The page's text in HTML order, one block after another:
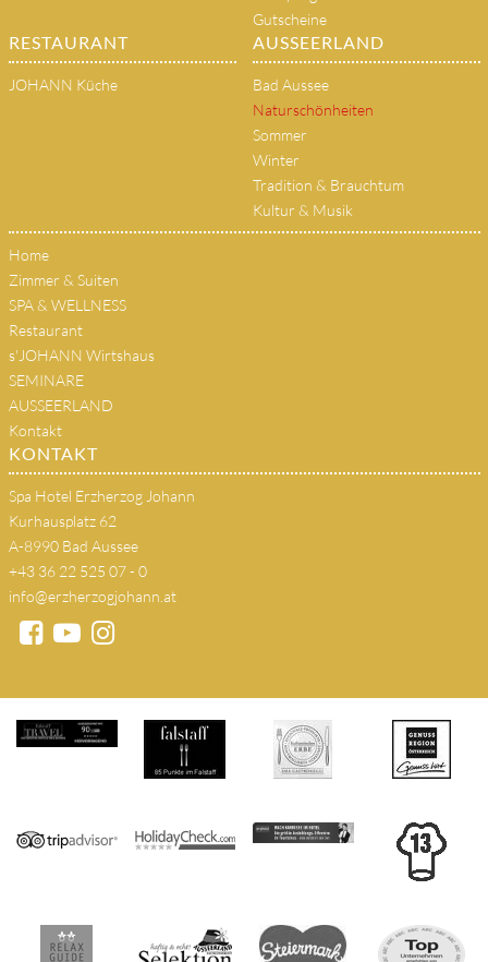
Gutscheine
RESTAURANT
JOHANN Küche
AUSSEERLAND
Bad Aussee
Naturschönheiten
Sommer
Winter
Tradition & Brauchtum
Kultur & Musik
Home
Zimmer & Suiten
SPA & WELLNESS
Restaurant
s'JOHANN Wirtshaus
SEMINARE
AUSSEERLAND
Kontakt
KONTAKT
Spa Hotel Erzherzog Johann
Kurhausplatz 62
A-8990 Bad Aussee
+43 36 22 525 07 - 0
info@erzherzogjohann.at